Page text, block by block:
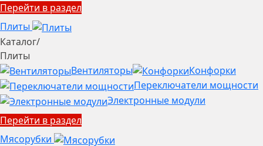
Перейти в раздел
Плиты
Каталог/
Плиты
Вентиляторы
Конфорки
Переключатели мощности
Электронные модули
Перейти в раздел
Мясорубки